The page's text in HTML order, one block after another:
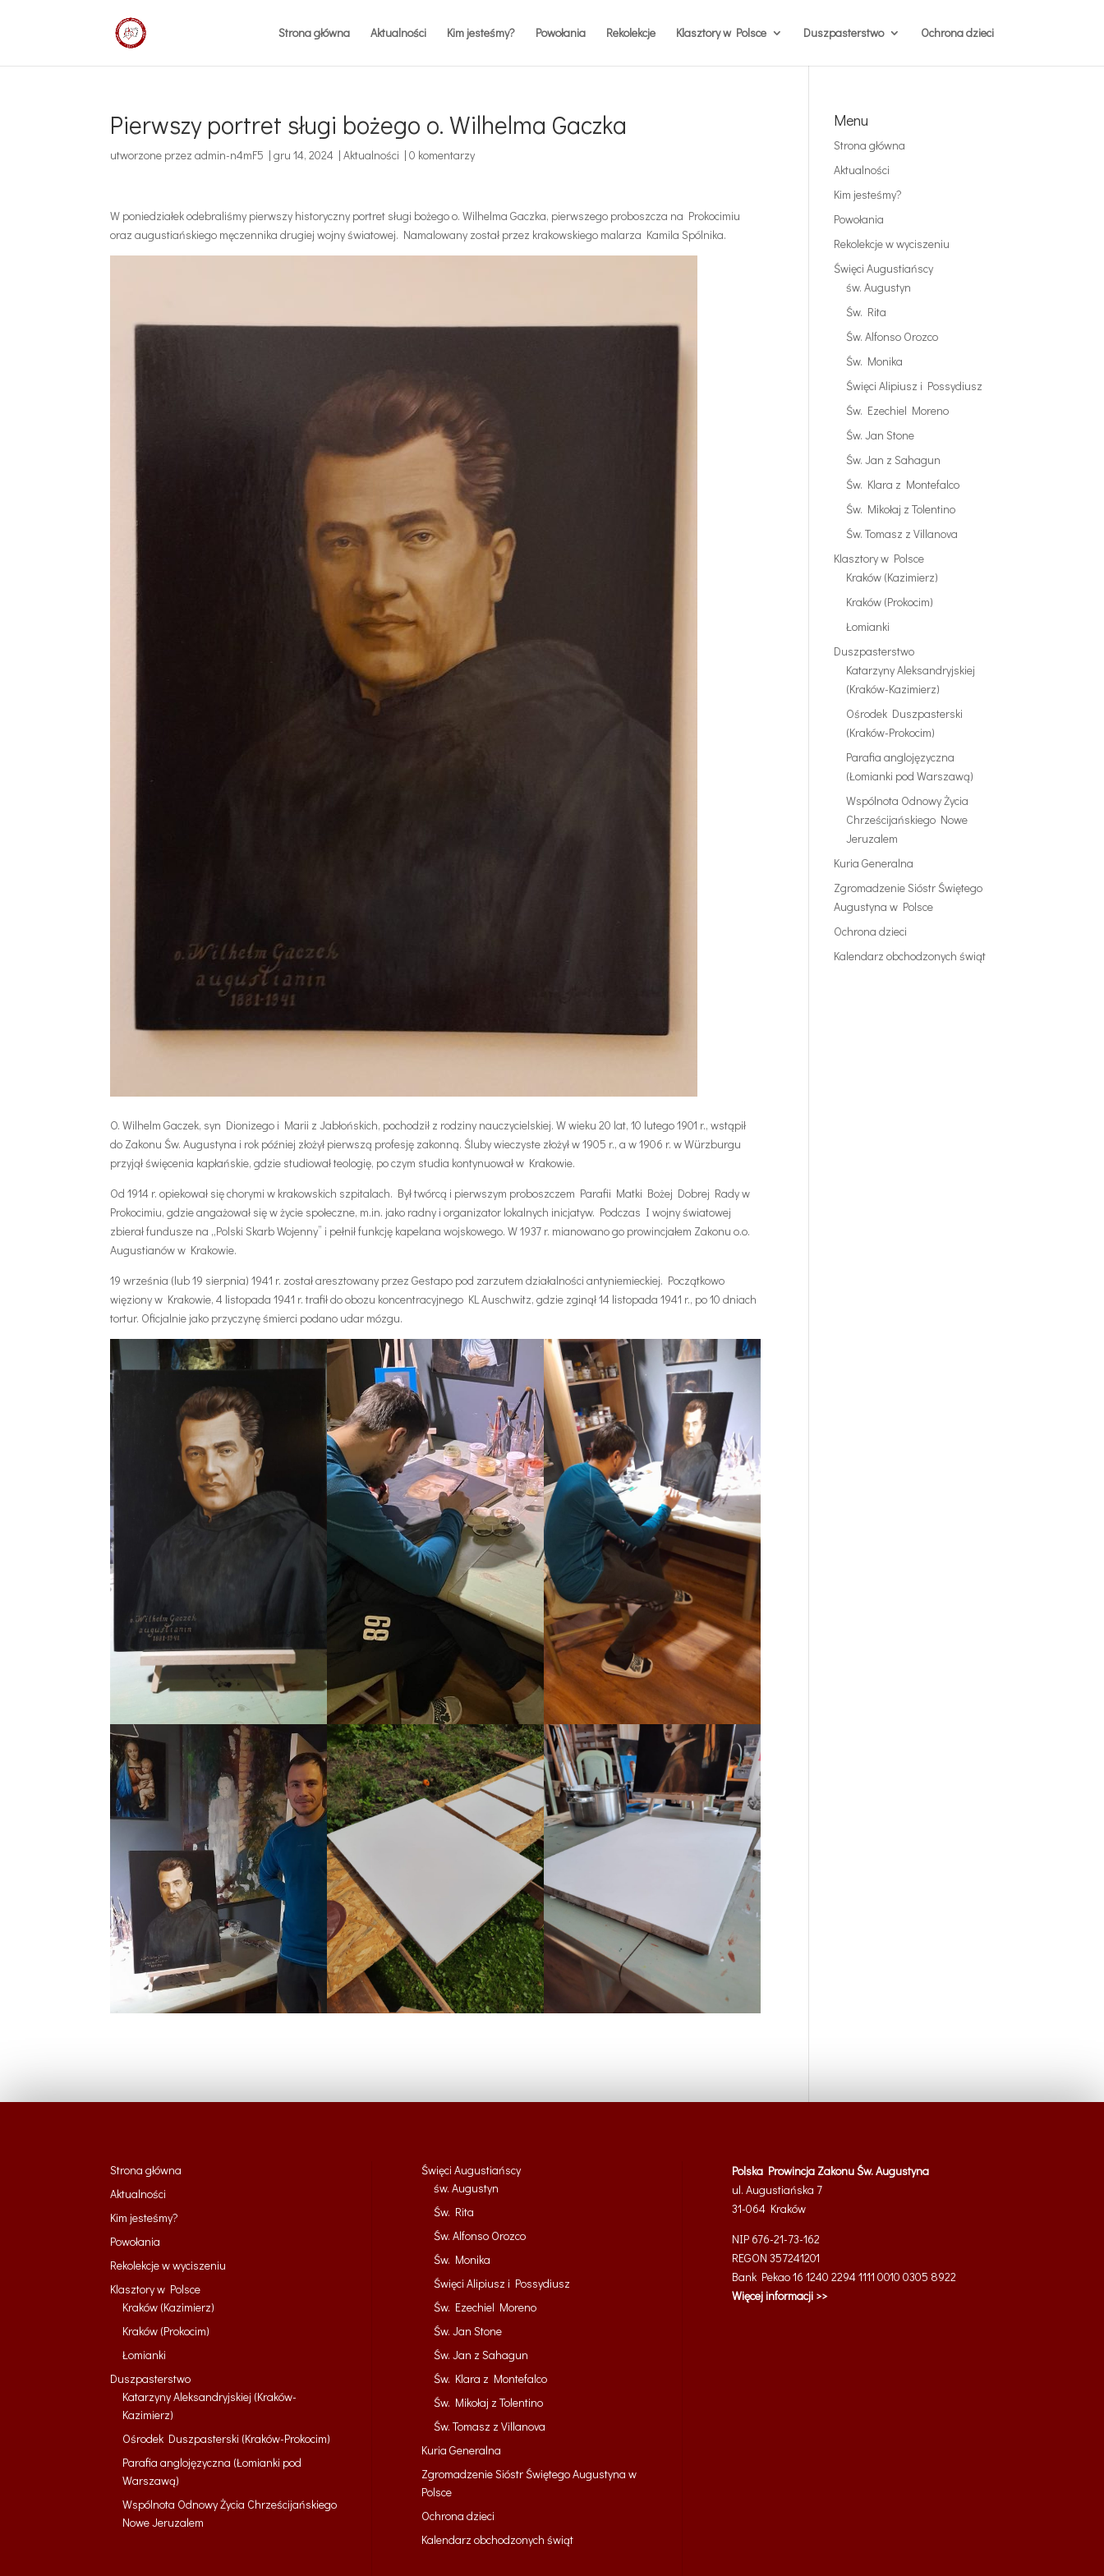
Strona główna Aktualności Kim jesteśmy? Powołania Rekolekcje Klasztory w Polsce Duszpasterstwo Ochrona dzieci
Pierwszy portret sługi bożego o. Wilhelma Gaczka
utworzone przezadmin-n4mF5 |gru 14, 2024 |Aktualności |0 komentarzy
W poniedziałek odebraliśmy pierwszy historyczny portret sługi bożego o. Wilhelma Gaczka, pierwszego proboszcza na Prokocimiu
oraz augustiańskiego męczennika drugiej wojny światowej. Namalowany został przez krakowskiego malarza Kamila Spólnika.
O. Wilhelm Gaczek, syn Dionizego i Marii z Jabłońskich, pochodził z rodziny nauczycielskiej. W wieku 20 lat, 10 lutego 1901 r., wstąpił
do Zakonu Św. Augustyna i rok później złożył pierwszą profesję zakonną. Śluby wieczyste złożył w 1905 r., a w 1906 r. w Würzburgu
przyjął święcenia kapłańskie, gdzie studiował teologię, po czym studia kontynuował w Krakowie.
Od 1914 r. opiekował się chorymi w krakowskich szpitalach. Był twórcą i pierwszym proboszczem Parafii Matki Bożej Dobrej Rady w
Prokocimiu, gdzie angażował się w życie społeczne, m.in. jako radny i organizator lokalnych inicjatyw. Podczas I wojny światowej
zbierał fundusze na „Polski Skarb Wojenny” i pełnił funkcję kapelana wojskowego. W 1937 r. mianowano go prowincjałem Zakonu o.o.
Augustianów w Krakowie.
19 września (lub 19 sierpnia) 1941 r. został aresztowany przez Gestapo pod zarzutem działalności antyniemieckiej. Początkowo
więziony w Krakowie, 4 listopada 1941 r. trafił do obozu koncentracyjnego KL Auschwitz, gdzie zginął 14 listopada 1941 r., po 10 dniach
tortur. Oficjalnie jako przyczynę śmierci podano udar mózgu.
Menu
Strona główna
Aktualności
Kim jesteśmy?
Powołania
Rekolekcje w wyciszeniu
Święci Augustiańscy
św. Augustyn
Św. Rita
Św. Alfonso Orozco
Św. Monika
Święci Alipiusz i Possydiusz
Św. Ezechiel Moreno
Św. Jan Stone
Św. Jan z Sahagun
Św. Klara z Montefalco
Św. Mikołaj z Tolentino
Św. Tomasz z Villanova
Klasztory w Polsce
Kraków (Kazimierz)
Kraków (Prokocim)
Łomianki
Duszpasterstwo
Katarzyny Aleksandryjskiej
(Kraków-Kazimierz)
Ośrodek Duszpasterski
(Kraków-Prokocim)
Parafia anglojęzyczna
(Łomianki pod Warszawą)
Wspólnota Odnowy Życia
Chrześcijańskiego Nowe
Jeruzalem
Kuria Generalna
Zgromadzenie Sióstr Świętego
Augustyna w Polsce
Ochrona dzieci
Kalendarz obchodzonych świąt
Strona główna
Aktualności
Kim jesteśmy?
Powołania
Rekolekcje w wyciszeniu
Klasztory w Polsce
Kraków (Kazimierz)
Kraków (Prokocim)
Łomianki
Duszpasterstwo
Katarzyny Aleksandryjskiej (Kraków-
Kazimierz)
Ośrodek Duszpasterski (Kraków-Prokocim)
Parafia anglojęzyczna (Łomianki pod
Warszawą)
Wspólnota Odnowy Życia Chrześcijańskiego
Nowe Jeruzalem
Święci Augustiańscy
św. Augustyn
Św. Rita
Św. Alfonso Orozco
Św. Monika
Święci Alipiusz i Possydiusz
Św. Ezechiel Moreno
Św. Jan Stone
Św. Jan z Sahagun
Św. Klara z Montefalco
Św. Mikołaj z Tolentino
Św. Tomasz z Villanova
Kuria Generalna
Zgromadzenie Sióstr Świętego Augustyna w
Polsce
Ochrona dzieci
Kalendarz obchodzonych świąt
Polska Prowincja Zakonu Św. Augustyna
ul. Augustiańska 7
31-064Kraków
NIP 676-21-73-162
REGON 357241201
Bank Pekao 16 1240 2294 1111 0010 0305 8922
Więcej informacji >>